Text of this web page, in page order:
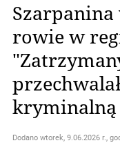
rowie w
kryminalną
Dodano wtorek, 9.06.2026 r.,